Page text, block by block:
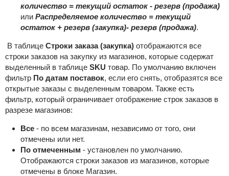
количество = текущий остаток - резерв (продажа)
или Распределяемое количество = текущий
остаток + резерв (закупка)- резерв (продажа).
В таблице Строки заказа (закупка) отображаются все
строки заказов на закупку из магазинов, которые содержат
выделенный в таблице SKU товар. По умолчанию включен
фильтр По датам поставок, если его снять, отобразятся все
открытые заказы с выделенным товаром. Также есть
фильтр, который ограничивает отображение строк заказов в
разрезе магазинов:
Все - по всем магазинам, независимо от того, они
отмечены или нет.
По отмеченным - установлен по умолчанию.
Отображаются строки заказов из магазинов, которые
отмечены в блоке Магазин.